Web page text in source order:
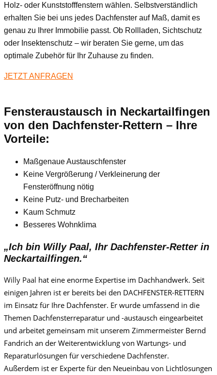
Holz- oder Kunststofffenstern wählen. Selbstverständlich
erhalten Sie bei uns jedes Dachfenster auf Maß, damit es
genau zu Ihrer Immobilie passt. Ob Rollladen, Sichtschutz
oder Insektenschutz – wir beraten Sie gerne, um das
optimale Zubehör für Ihr Zuhause zu finden.
JETZT ANFRAGEN
Fensteraustausch in Neckartailfingen
von den Dachfenster-Rettern – Ihre
Vorteile:
Maßgenaue Austauschfenster
Keine Vergrößerung / Verkleinerung der
Fensteröffnung nötig
Keine Putz- und Brecharbeiten
Kaum Schmutz
Besseres Wohnklima
„Ich bin Willy Paal, Ihr Dachfenster-Retter in
Neckartailfingen.“
Willy Paal hat eine enorme Expertise im Dachhandwerk. Seit
einigen Jahren ist er bereits bei den DACHFENSTER-RETTERN
im Einsatz für Ihre Dachfenster. Er wurde umfassend in die
Themen Dachfensterreparatur und -austausch eingearbeitet
und arbeitet gemeinsam mit unserem Zimmermeister Bernd
Fandrich an der Weiterentwicklung von Wartungs- und
Reparaturlösungen für verschiedene Dachfenster.
Außerdem ist er Experte für den Neueinbau von Lichtlösungen